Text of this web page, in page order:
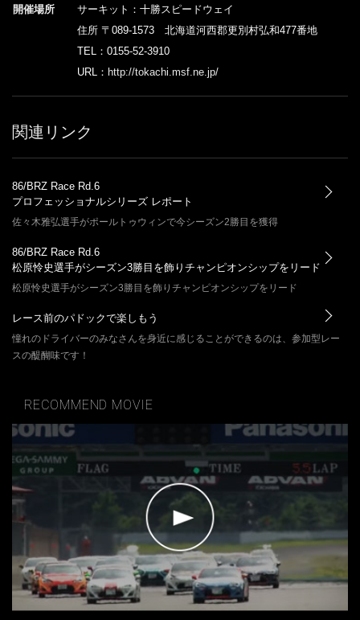
開催場所
サーキット：十勝スピードウェイ
住所 〒089-1573 北海道河西郡更別村弘和477番地
TEL：0155-52-3910
URL： http://tokachi.msf.ne.jp/
関連リンク
86/BRZ Race Rd.6
プロフェッショナルシリーズ レポート
佐々木雅弘選手がポールトゥウィンで今シーズン2勝目を獲得
86/BRZ Race Rd.6
松原怜史選手がシーズン3勝目を飾りチャンピオンシップをリード
松原怜史選手がシーズン3勝目を飾りチャンピオンシップをリード
レース前のパドックで楽しもう
憧れのドライバーのみなさんを身近に感じることができるのは、参加型レー
スの醍醐味です！
RECOMMEND MOVIE